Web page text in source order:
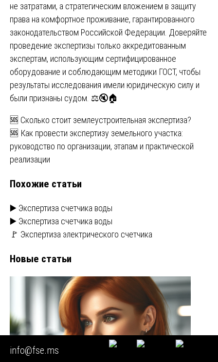
не затратами, а стратегическим вложением в защиту
права на комфортное проживание, гарантированного
законодательством Российской Федерации. Доверяйте
проведение экспертизы только аккредитованным
экспертам, использующим сертифицированное
оборудование и соблюдающим методики ГОСТ, чтобы
результаты исследования имели юридическую силу и
были признаны судом. ⚖️🔇🏠
Навигация
по
записям
🆘 Сколько стоит землеустроительная экспертиза?
🆘 Как провести экспертизу земельного участка:
руководство по организации, этапам и практической
реализации
Похожие статьи
▶️ Экспертиза счетчика воды
▶️ Экспертиза счетчика воды
🚩 Экспертиза электрического счетчика
Новые статьи
info@fse.ms